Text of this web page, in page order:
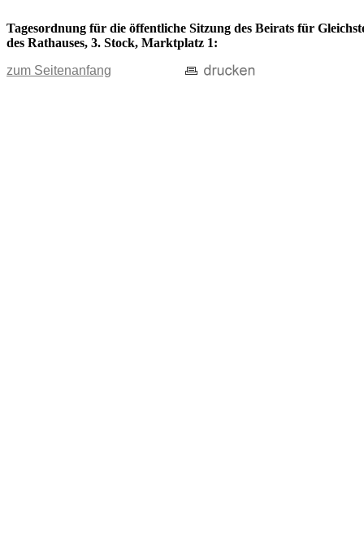
Tagesordnung für die öffentliche Sitzung des Beirats für
des Rathauses, 3. Stock, Marktplatz 1:
zum Seitenanfang